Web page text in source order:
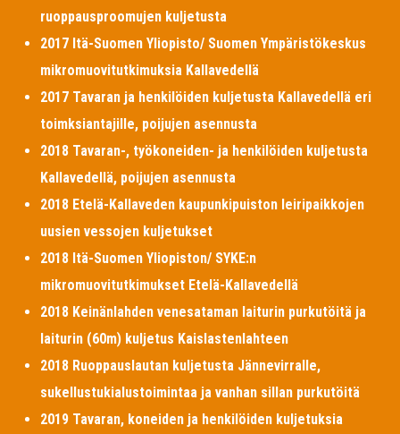
ruoppausproomujen kuljetusta
2017 Itä-Suomen Yliopisto/ Suomen Ympäristökeskus
mikromuovitutkimuksia Kallavedellä
2017 Tavaran ja henkilöiden kuljetusta Kallavedellä eri
toimksiantajille, poijujen asennusta
2018 Tavaran-, työkoneiden- ja henkilöiden kuljetusta
Kallavedellä, poijujen asennusta
2018 Etelä-Kallaveden kaupunkipuiston leiripaikkojen
uusien vessojen kuljetukset
2018 Itä-Suomen Yliopiston/ SYKE:n
mikromuovitutkimukset Etelä-Kallavedellä
2018 Keinänlahden venesataman laiturin purkutöitä ja
laiturin (60m) kuljetus Kaislastenlahteen
2018 Ruoppauslautan kuljetusta Jännevirralle,
sukellustukialustoimintaa ja vanhan sillan purkutöitä
2019 Tavaran, koneiden ja henkilöiden kuljetuksia